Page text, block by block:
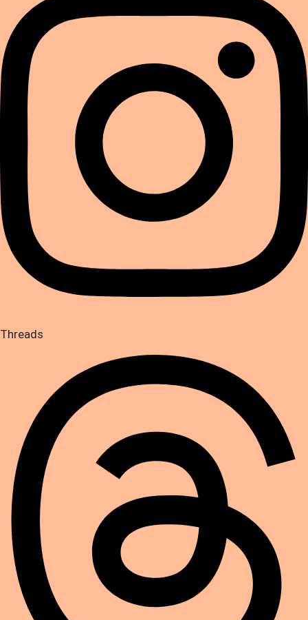
Threads